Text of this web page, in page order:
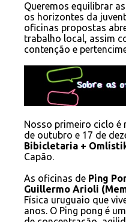
Queremos equilibrar
os horizontes da
oficinas propostas
trabalho local, assim
contenção e
Nosso primeiro ciclo é
de outubro e 17 de
Bibicletaria +
Capão.
As oficinas de Ping
Guillermo Arioli
Física uruguaio que
anos. O Ping pong é